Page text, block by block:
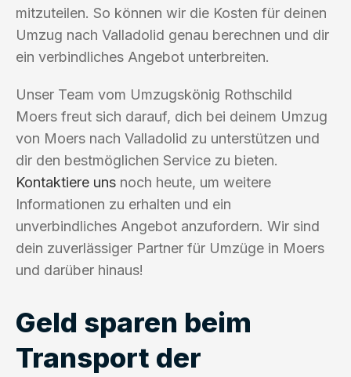
mitzuteilen. So können wir die Kosten für deinen
Umzug nach Valladolid genau berechnen und dir
ein verbindliches Angebot unterbreiten.
Unser Team vom Umzugskönig Rothschild
Moers freut sich darauf, dich bei deinem Umzug
von Moers nach Valladolid zu unterstützen und
dir den bestmöglichen Service zu bieten.
Kontaktiere uns noch heute, um weitere
Informationen zu erhalten und ein
unverbindliches Angebot anzufordern. Wir sind
dein zuverlässiger Partner für Umzüge in Moers
und darüber hinaus!
Geld sparen beim
Transport der